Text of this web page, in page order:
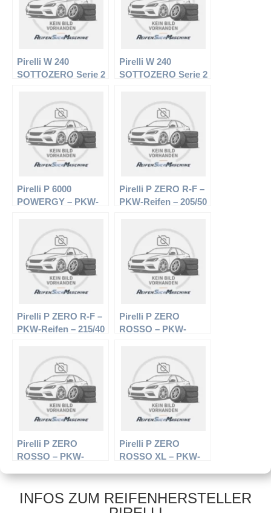
Pirelli W 240
SOTTOZERO Serie 2
Winterreifen
Pirelli W 240
SOTTOZERO Serie 2
Winterreifen
Pirelli P 6000
POWERGY – PKW-
Pirelli P ZERO R-F –
PKW-Reifen – 205/50
Pirelli P ZERO R-F –
PKW-Reifen – 215/40
Pirelli P ZERO
ROSSO – PKW-
Pirelli P ZERO
ROSSO – PKW-
94Y – Sommerreifen
Pirelli P ZERO
ROSSO XL – PKW-
99Y – Sommerreifen
INFOS ZUM REIFENHERSTELLER